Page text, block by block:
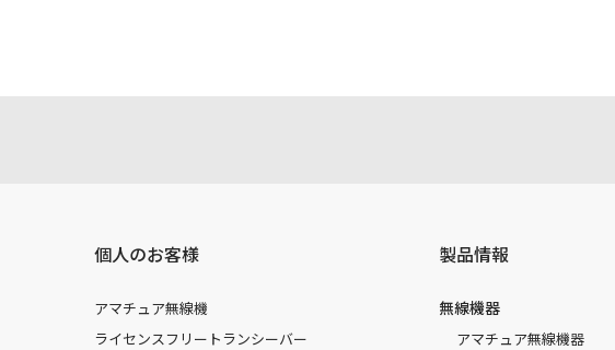
個人のお客様
アマチュア無線機
ライセンスフリートランシーバー
製品情報
無線機器
アマチュア無線機器